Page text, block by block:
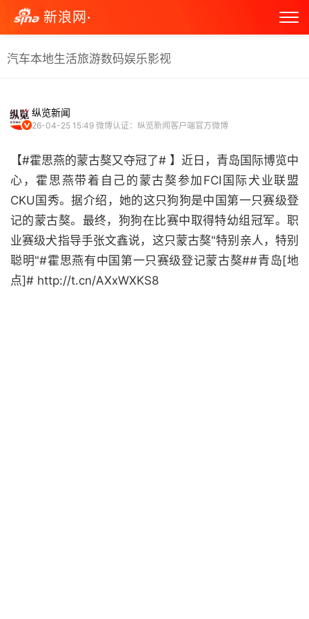
新浪网·
汽车本地生活旅游数码娱乐影视
纵览新闻
26-04-25 15:49 微博认证：纵览新闻客户端官方微博
【#霍思燕的蒙古獒又夺冠了# 】近日，青岛国际博览中
心，霍思燕带着自己的蒙古獒参加FCI国际犬业联盟
CKU国秀。据介绍，她的这只狗狗是中国第一只赛级登
记的蒙古獒。最终，狗狗在比赛中取得特幼组冠军。职
业赛级犬指导手张文鑫说，这只蒙古獒"特别亲人，特别
聪明"#霍思燕有中国第一只赛级登记蒙古獒##青岛[地
点]# http://t.cn/AXxWXKS8